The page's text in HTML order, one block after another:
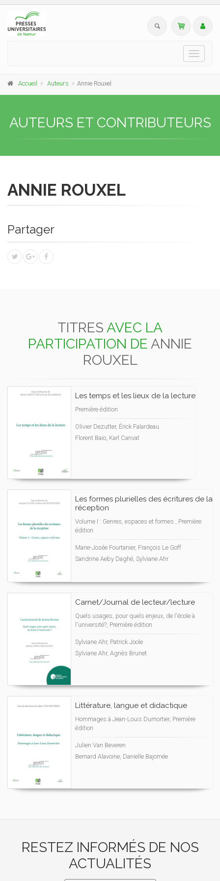
Toggle
Accueil Auteurs Annie Rouxel
AUTEURS ET CONTRIBUTEURS
ANNIE ROUXEL
Partager
TITRES AVEC LA
PARTICIPATION DE ANNIE
ROUXEL
Les temps et les lieux de la lecture
Première édition
Olivier Dezutter, Érick Falardeau
Florent Baio, Karl Canvat
Les formes plurielles des écritures de la
réception
Volume I : Genres, espaces et formes , Première
édition
Marie-Josée Fourtanier, François Le Goff
Sandrine Aeby Daghé, Sylviane Ahr
Carnet/Journal de lecteur/lecture
Quels usages, pour quels enjeux, de l'école à
l'université?, Première édition
Sylviane Ahr, Patrick Joole
Sylviane Ahr, Agnès Brunet
Littérature, langue et didactique
Hommages à Jean-Louis Dumortier, Première
édition
Julien Van Beveren
Bernard Alavoine, Danielle Bajomée
RESTEZ INFORMÉS DE NOS
ACTUALITÉS